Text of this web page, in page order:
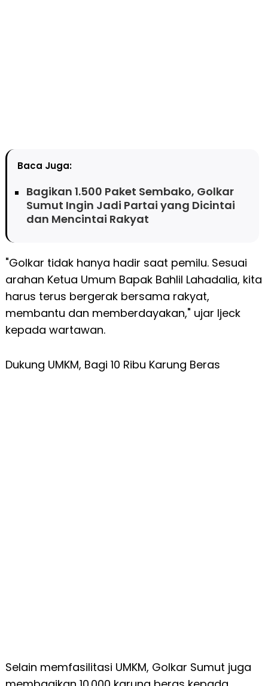
Baca Juga:
Bagikan 1.500 Paket Sembako, Golkar
Sumut Ingin Jadi Partai yang Dicintai
dan Mencintai Rakyat
"Golkar tidak hanya hadir saat pemilu. Sesuai
arahan Ketua Umum Bapak Bahlil Lahadalia, kita
harus terus bergerak bersama rakyat,
membantu dan memberdayakan," ujar Ijeck
kepada wartawan.
Dukung UMKM, Bagi 10 Ribu Karung Beras
Selain memfasilitasi UMKM, Golkar Sumut juga